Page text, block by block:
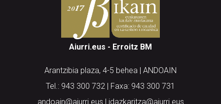
Aiurri.eus - Erroitz BM
Arantzibia plaza, 4-5 behea | ANDOAIN
Tel.: 943 300 732 | Faxa: 943 300 731
andoain@aiurri.eus | idazkaritza@aiurri.eus